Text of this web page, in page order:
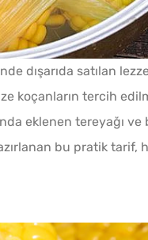
Hamuru Kaç
Domates Sosu
4 Püf Noktası
dışarıda satılan
koçanların tercih
eklenen tereyağı ve
bu pratik tarif,